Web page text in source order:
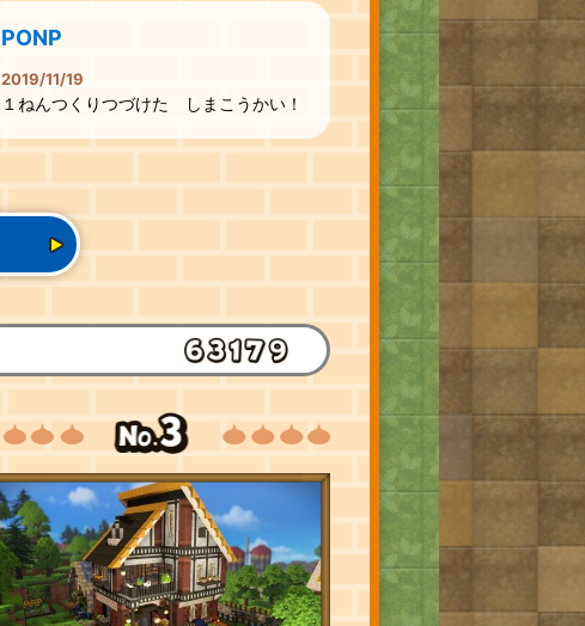
PONP
2019/11/19
１ねんつくりつづけた しまこうかい！